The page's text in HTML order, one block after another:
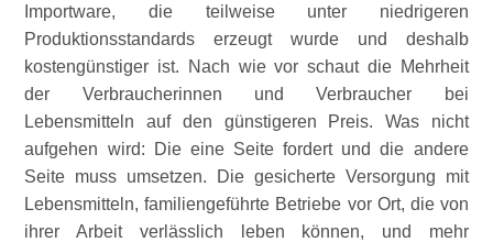
Importware, die teilweise unter niedrigeren
Produktionsstandards erzeugt wurde und deshalb
kostengünstiger ist. Nach wie vor schaut die Mehrheit
der Verbraucherinnen und Verbraucher bei
Lebensmitteln auf den günstigeren Preis. Was nicht
aufgehen wird: Die eine Seite fordert und die andere
Seite muss umsetzen. Die gesicherte Versorgung mit
Lebensmitteln, familiengeführte Betriebe vor Ort, die von
ihrer Arbeit verlässlich leben können, und mehr